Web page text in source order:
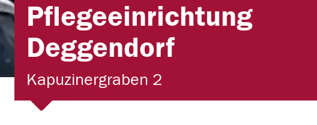
Pflegeeinrichtung
Deggendorf
Kapuzinergraben 2